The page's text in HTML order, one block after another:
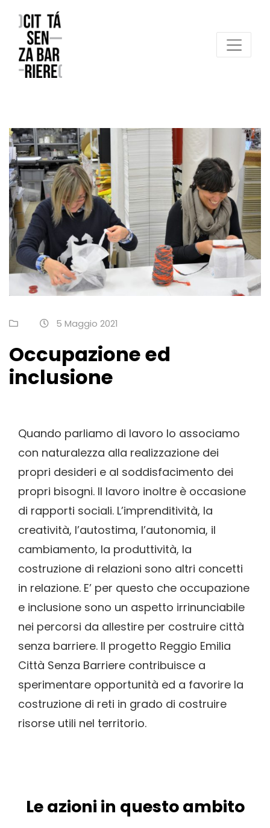
5 Maggio 2021
Occupazione ed
inclusione
Quando parliamo di lavoro lo associamo
con naturalezza alla realizzazione dei
propri desideri e al soddisfacimento dei
propri bisogni. Il lavoro inoltre è occasione
di rapporti sociali. L’imprenditività, la
creatività, l’autostima, l’autonomia, il
cambiamento, la produttività, la
costruzione di relazioni sono altri concetti
in relazione. E’ per questo che occupazione
e inclusione sono un aspetto irrinunciabile
nei percorsi da allestire per costruire città
senza barriere. Il progetto Reggio Emilia
Città Senza Barriere contribuisce a
sperimentare opportunità ed a favorire la
costruzione di reti in grado di costruire
risorse utili nel territorio.
Le azioni in questo ambito